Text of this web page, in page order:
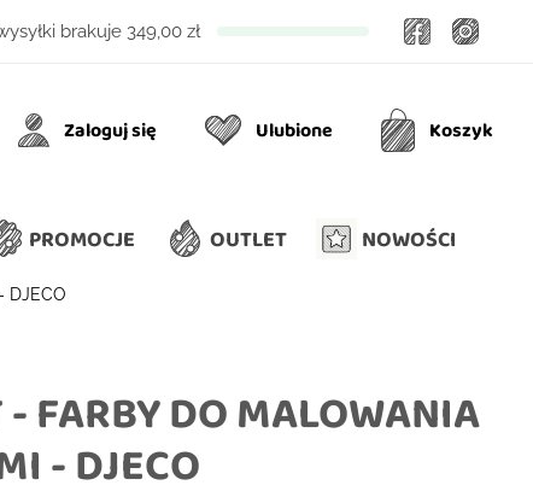
brakuje 349,00 zł Facebook
Zaloguj się UlubioneUlubione KoszykKoszyk
PROMOCJE OUTLET NOWOŚCI
DJECO
- FARBY DO MALOWANIA
- DJECO